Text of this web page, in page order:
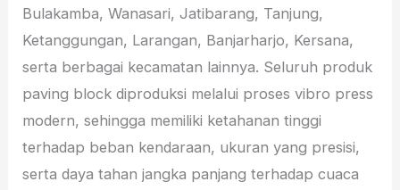
Bulakamba, Wanasari, Jatibarang, Tanjung,
Ketanggungan, Larangan, Banjarharjo, Kersana,
serta berbagai kecamatan lainnya. Seluruh produk
paving block diproduksi melalui proses vibro press
modern, sehingga memiliki ketahanan tinggi
terhadap beban kendaraan, ukuran yang presisi,
serta daya tahan jangka panjang terhadap cuaca